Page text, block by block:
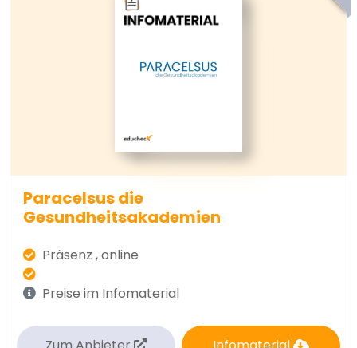
Paracelsus die
Gesundheitsakademien
Präsenz , online
Preise im Infomaterial